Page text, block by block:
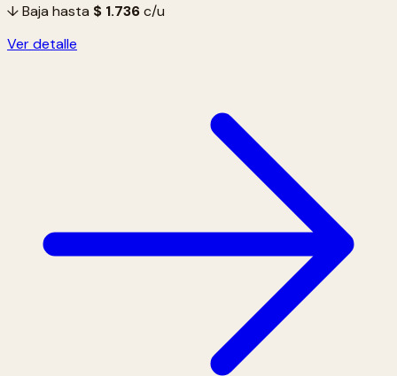
↓ Baja hasta $ 1.736c/u
Ver detalle